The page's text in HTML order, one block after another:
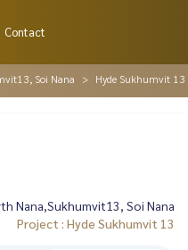
Contact
Soi Nana Hyde Sukhumvit 13
Nana,Sukhumvit13, Soi Nana
Project : Hyde Sukhumvit 13